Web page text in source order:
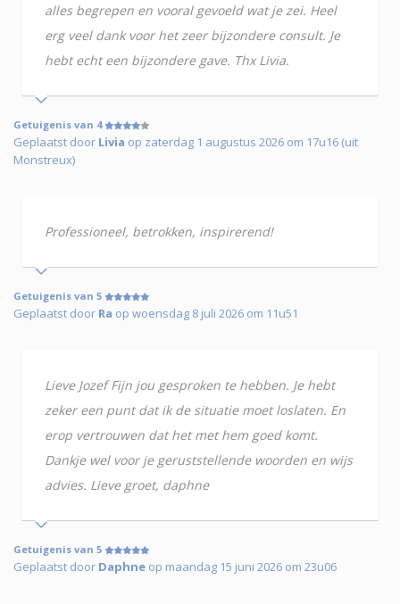
alles begrepen en vooral gevoeld wat je zei. Heel
erg veel dank voor het zeer bijzondere consult. Je
hebt echt een bijzondere gave. Thx Livia.
Getuigenis van 4
Geplaatst door Livia op zaterdag 1 augustus 2026 om 17u16 (uit
Monstreux)
Professioneel, betrokken, inspirerend!
Getuigenis van 5
Geplaatst door Ra op woensdag 8 juli 2026 om 11u51
Lieve Jozef Fijn jou gesproken te hebben. Je hebt
zeker een punt dat ik de situatie moet loslaten. En
erop vertrouwen dat het met hem goed komt.
Dankje wel voor je geruststellende woorden en wijs
advies. Lieve groet, daphne
Getuigenis van 5
Geplaatst door Daphne op maandag 15 juni 2026 om 23u06